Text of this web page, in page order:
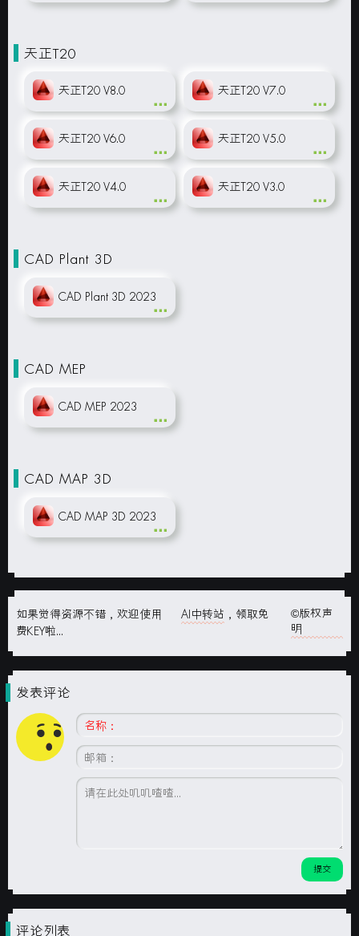
天正T20
天正T20 V8.0 天正T20 V7.0
天正T20 V6.0 天正T20 V5.0
天正T20 V4.0 天正T20 V3.0
CAD Plant 3D
CAD Plant 3D 2023
CAD MEP
CAD MEP 2023
CAD MAP 3D
CAD MAP 3D 2023
如果觉得资源不错，欢迎使用 AI中转站 ，领取免
费KEY啦...
©版权声
明
发表评论
评论列表